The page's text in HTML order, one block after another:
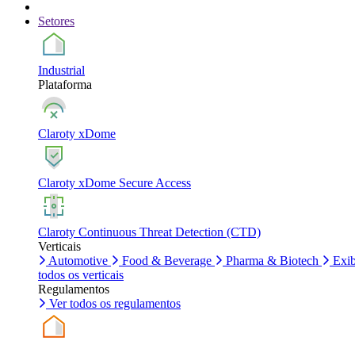
Setores
Industrial
Plataforma
Claroty xDome
Claroty xDome Secure Access
Claroty Continuous Threat Detection (CTD)
Verticais
Automotive
Food & Beverage Pharma & Biotech
todos os verticais
Regulamentos
Ver todos os regulamentos